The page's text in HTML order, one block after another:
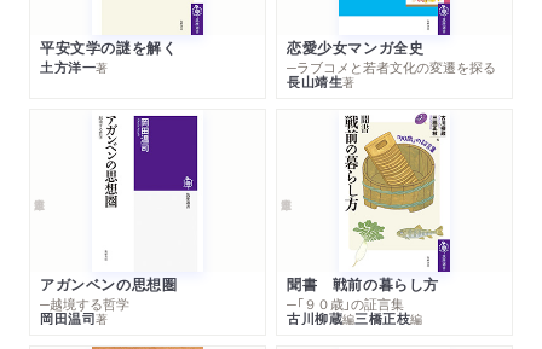
平安文学の謎を解く
土方洋一著
恋愛少女マンガ全史
─ラブコメと若者文化の変遷を探る
長山靖生著
アガンベンの思想圏
─越境する哲学
岡田温司著
聞書 戦前の暮らし方
─「９０歳」の証言集
古川柳蔵編三橋正枝編